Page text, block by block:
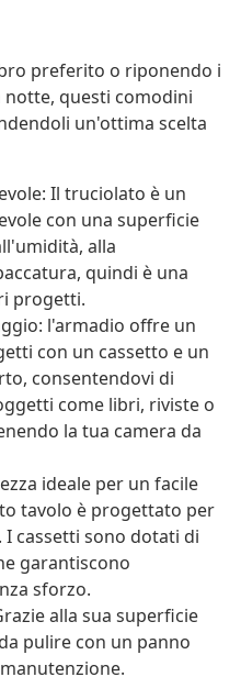
preferito o riponendo i
questi comodini
un'ottima scelta
Il truciolato è un
con una superficie
alla
quindi è una
progetti.
l'armadio offre un
con un cassetto e un
consentendovi di
come libri, riviste o
la tua camera da
ideale per un facile
tavolo è progettato per
cassetti sono dotati di
garantiscono
sforzo.
alla sua superficie
pulire con un panno